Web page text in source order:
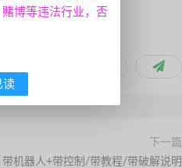
下一篇
带机器人+带控制/带教程/带破解说明
博等违法行业，否
读